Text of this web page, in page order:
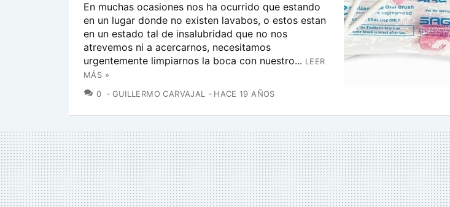
En muchas ocasiones nos ha ocurrido que estando
en un lugar donde no existen lavabos, o estos estan
en un estado tal de insalubridad que no nos
atrevemos ni a acercarnos, necesitamos
urgentemente limpiarnos la boca con nuestro... LEER
MÁS »
0 COMENTARIOS
GUILLERMO CARVAJAL HACE 19 AÑOS